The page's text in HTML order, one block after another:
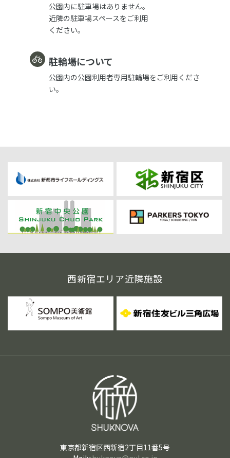
公園内に駐車場はありません。
近隣の駐車場スペースをご利用
ください。
駐輪場について
公園内の公園利用者専用駐輪場をご利用くださ
い。
西新宿エリア近隣施設
東京都新宿区西新宿2丁目11番5号